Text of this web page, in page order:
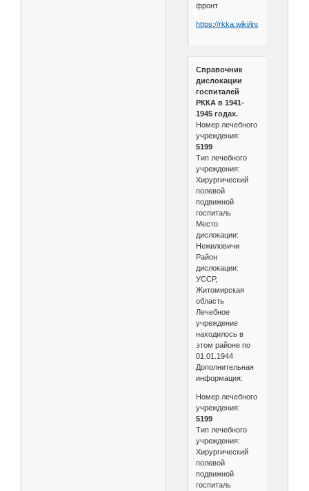
фронт
https://rkka.wiki/index.php/
Справочник
дислокации
госпиталей
РККА в 1941-
1945 годах.
Номер лечебного
учреждения:
5199
Тип лечебного
учреждения:
Хирургический
полевой
подвижной
госпиталь
Место
дислокации:
Нежиловичи
Район
дислокации:
УССР,
Житомирская
область
Лечебное
учреждение
находилось в
этом районе по
01.01.1944
Дополнительная
информация:
Номер лечебного
учреждения:
5199
Тип лечебного
учреждения:
Хирургический
полевой
подвижной
госпиталь